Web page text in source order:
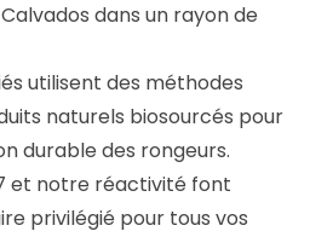
dans un rayon de
utilisent des méthodes
naturels biosourcés pour
durable des rongeurs.
et notre réactivité font
privilégié pour tous vos